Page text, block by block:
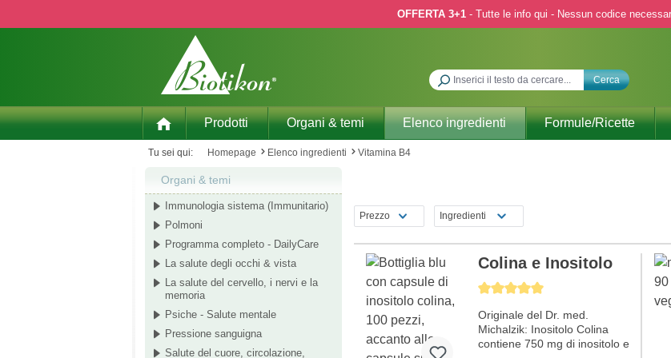
OFFERTA 3+1- Tutte le info qui - Nessun codice
Cerca
Prodotti Organi & temi Elenco ingredienti Formule/Ricette
Tu sei qui: Homepage Elenco ingredienti Vitamina B4
Organi & temi
Immunologia sistema (Immunitario)
Polmoni
Programma completo - DailyCare
La salute degli occhi & vista
La salute del cervello, i nervi e la
memoria
Psiche - Salute mentale
Pressione sanguigna
Salute del cuore, circolazione,
Prezzo Ingredienti
Average rating of 5 out of 5 stars
Colina e Inositolo
Originale del Dr. med.
Michalzik: Inositolo Colina
contiene 750 mg di inositolo e